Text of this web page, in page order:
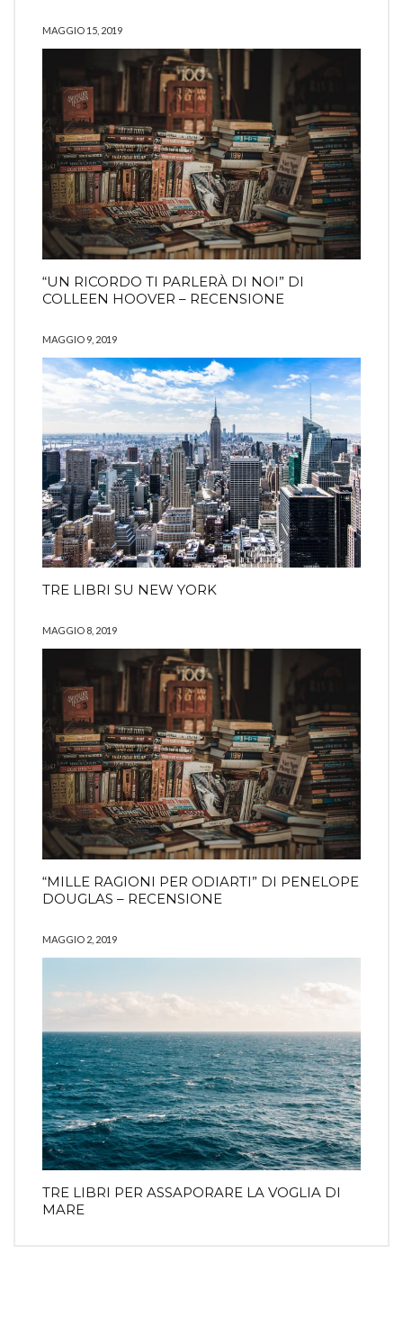
MAGGIO 15, 2019
“UN RICORDO TI PARLERÀ DI NOI” DI
COLLEEN HOOVER – RECENSIONE
MAGGIO 9, 2019
TRE LIBRI SU NEW YORK
MAGGIO 8, 2019
“MILLE RAGIONI PER ODIARTI” DI PENELOPE
DOUGLAS – RECENSIONE
MAGGIO 2, 2019
TRE LIBRI PER ASSAPORARE LA VOGLIA DI
MARE